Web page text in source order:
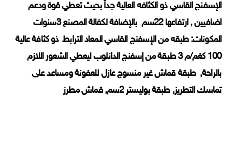
الإسفنج القاسي ذو الكثافه العالية جداً بحيث تعطي قوة ودعم
اضافيين , ارتفاعها 22سم بالإضافة لكفالة المصنع 3سنوات
المكونات: طبقه من الإسفنج القاسي المعاد الترابط ذو كثافة عالية
100 كغم/م 3 طبقة من إسفنج الدانلوب ليعطي الشعور اللازم
بالراحة, طبقة قماش غير منسوج عازل للعفونة ومساعد على
تماسك التطريز, طبقة بوليستر 2سم, قماش مطرز